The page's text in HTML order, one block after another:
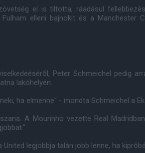
el is tiltotta, ráadásul
elleni bajnokit és a Manchester
Peter Schmeichel pedig
lakóhelyén.
ha elmenne" - mondta Schmeichel a
A Mourinho vezette Real
legjobbja talán jobb lenne, ha